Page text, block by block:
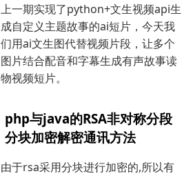
上一期实现了python+文生视频api生
成自定义主题故事的ai短片，今天我
们用ai文生图代替视频片段，让多个
图片结合配音和字幕生成有声故事读
物视频短片。
php与java的RSA非对称分段
分块加密解密通讯方法
由于rsa采用分块进行加密的,所以有